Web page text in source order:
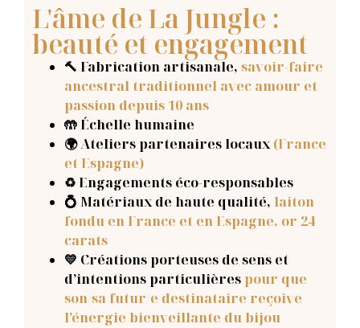
L'âme de La Jungle :
beauté et engagement
🔨 Fabrication artisanale, savoir-faire
ancestral traditionnel avec amour et
passion depuis 10 ans
🤲 Échelle humaine
🌍 Ateliers partenaires locaux (France
et Espagne)
♻️ Engagements éco-responsables
💍 Matériaux de haute qualité, laiton
fondu en France et en Espagne, or 24
carats
💛 Créations porteuses de sens et
d’intentions particulières pour que
son/sa futur/e destinataire reçoive
l’énergie bienveillante du bijou